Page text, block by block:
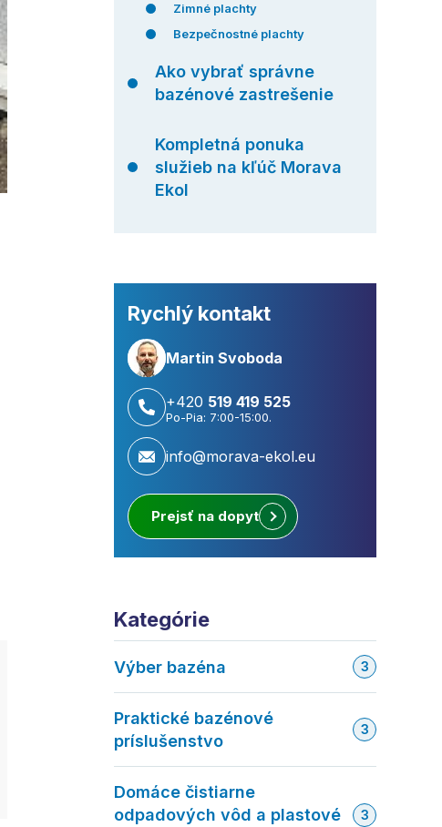
Zimné plachty
Bezpečnostné plachty
Ako vybrať správne
bazénové zastrešenie
Kompletná ponuka
služieb na kľúč Morava
Ekol
Rychlý kontakt
Martin Svoboda
+420 519 419 525
Po-Pia: 7:00-15:00.
info@morava-ekol.eu
Prejsť na dopyt
Kategórie
Výber bazéna 3
Praktické bazénové
príslušenstvo
3
Domáce čistiarne
odpadových vôd a plastové
3